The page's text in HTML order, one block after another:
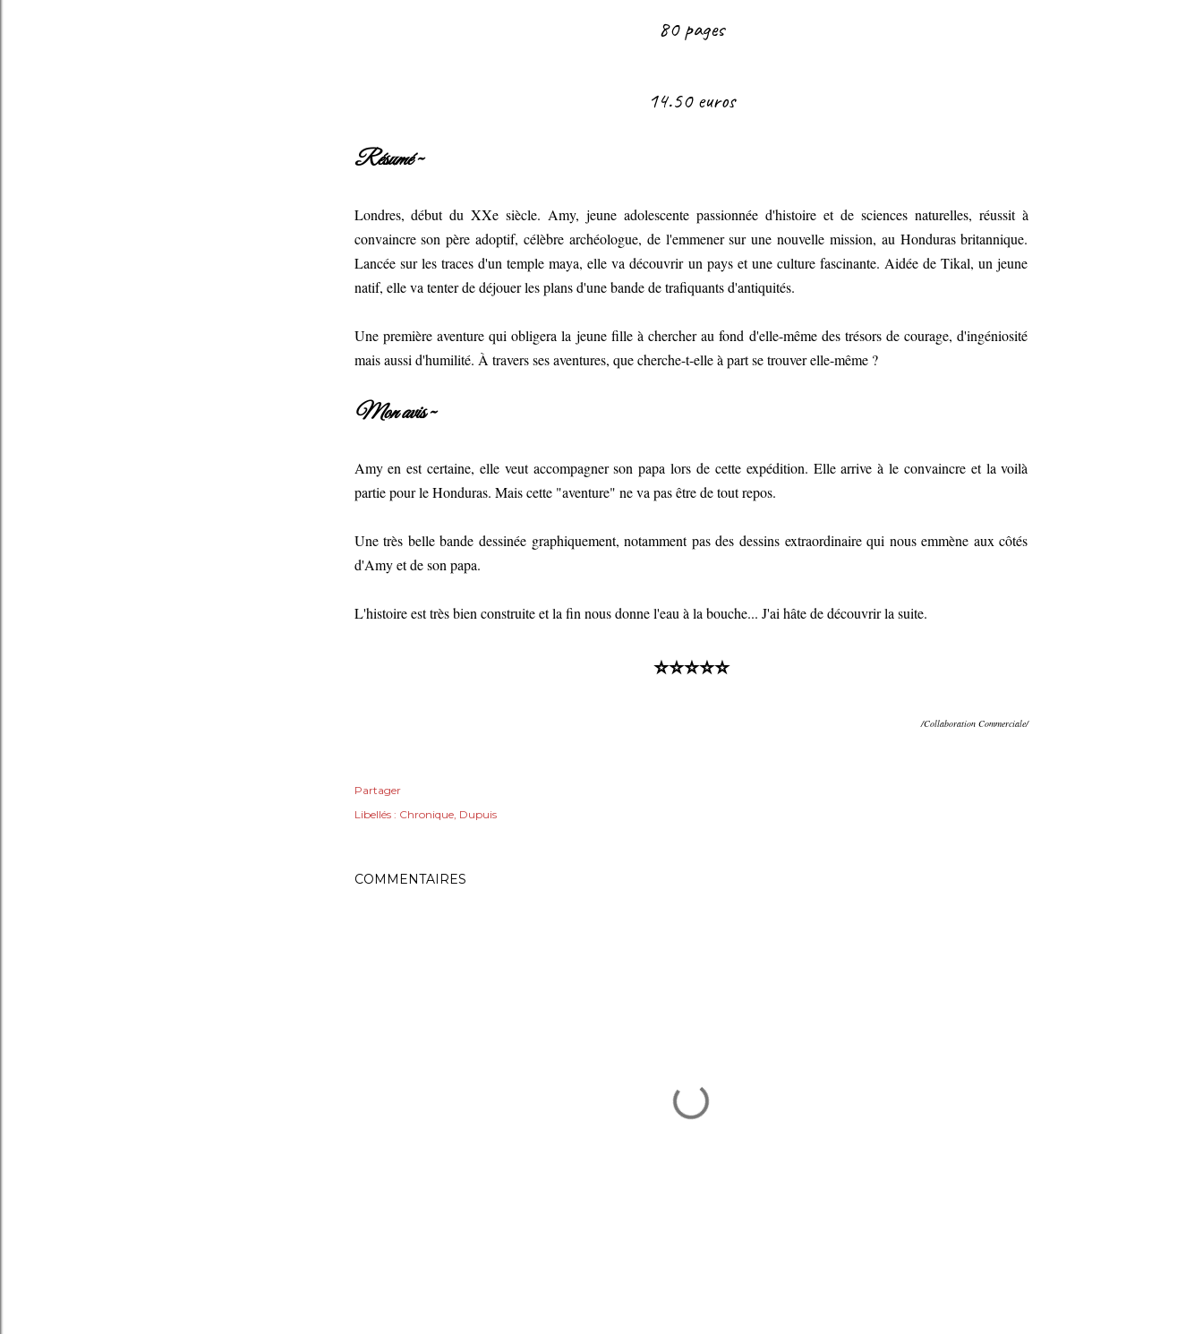
80 pages
14.50 euros
Résumé ~
Londres, début du XXe siècle. Amy, jeune adolescente passionnée d'histoire et de sciences naturelles, réussit à
convaincre son père adoptif, célèbre archéologue, de l'emmener sur une nouvelle mission, au Honduras britannique.
Lancée sur les traces d'un temple maya, elle va découvrir un pays et une culture fascinante. Aidée de Tikal, un jeune
natif, elle va tenter de déjouer les plans d'une bande de trafiquants d'antiquités.
Une première aventure qui obligera la jeune fille à chercher au fond d'elle-même des trésors de courage, d'ingéniosité
mais aussi d'humilité. À travers ses aventures, que cherche-t-elle à part se trouver elle-même ?
Mon avis ~
Amy en est certaine, elle veut accompagner son papa lors de cette expédition. Elle arrive à le convaincre et la voilà
partie pour le Honduras. Mais cette "aventure" ne va pas être de tout repos.
Une très belle bande dessinée graphiquement, notamment pas des dessins extraordinaire qui nous emmène aux côtés
d'Amy et de son papa.
L'histoire est très bien construite et la fin nous donne l'eau à la bouche... J'ai hâte de découvrir la suite.
⭐⭐⭐⭐⭐
/Collaboration Commerciale/
Partager
Libellés : Chronique Dupuis
COMMENTAIRES